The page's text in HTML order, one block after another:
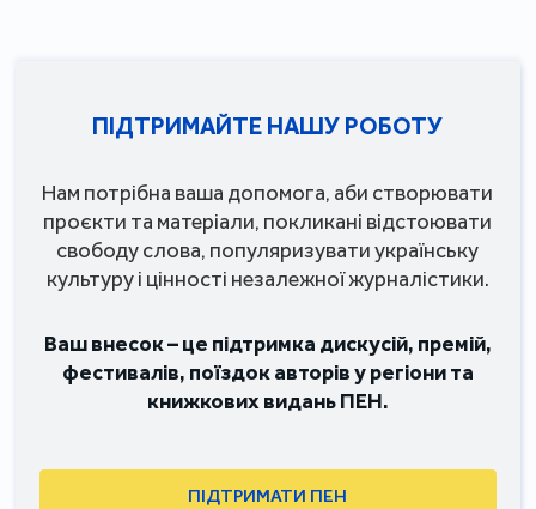
ПІДТРИМАЙТЕ НАШУ РОБОТУ
Нам потрібна ваша допомога, аби створювати
проєкти та матеріали, покликані відстоювати
свободу слова, популяризувати українську
культуру і цінності незалежної журналістики.
Ваш внесок – це підтримка дискусій, премій,
фестивалів, поїздок авторів у регіони та
книжкових видань ПЕН.
ПІДТРИМАТИ ПЕН